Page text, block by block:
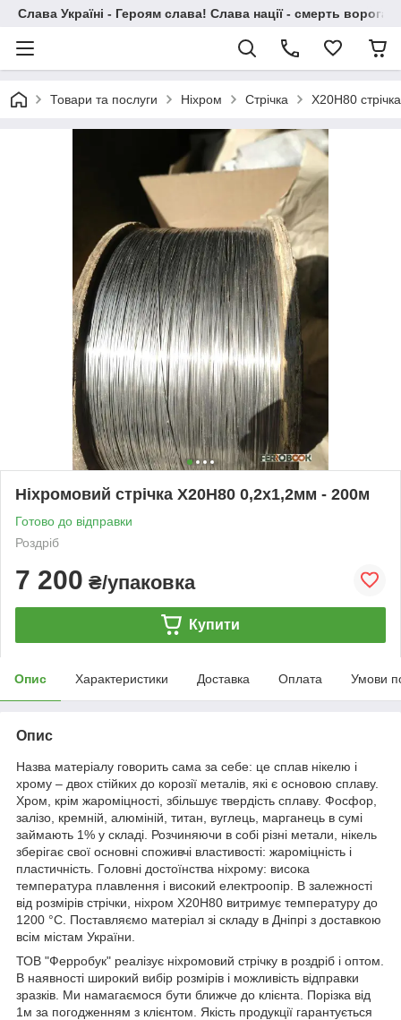
Слава Україні - Героям слава! Слава нації - смерть
Товари та послуги Ніхром Стрічка Х20Н80
Ніхромовий стрічка Х20Н80 0,2х1,2мм - 200м
Готово до відправки
Роздріб
7 200 ₴/упаковка
Купити
Опис Характеристики Доставка Оплата Умови
Опис
Назва матеріалу говорить сама за себе: це сплав нікелю і
хрому – двох стійких до корозії металів, які є основою сплаву.
Хром, крім жароміцності, збільшує твердість сплаву. Фосфор,
залізо, кремній, алюміній, титан, вуглець, марганець в сумі
займають 1% у складі. Розчиняючи в собі різні метали, нікель
зберігає свої основні споживчі властивості: жароміцність і
пластичність. Головні достоїнства ніхрому: висока
температура плавлення і високий електроопір. В залежності
від розмірів стрічки, ніхром Х20Н80 витримує температуру до
1200 °C. Поставляємо матеріал зі складу в Дніпрі з доставкою
всім містам України.
ТОВ "Ферробук" реалізує ніхромовий стрічку в роздріб і оптом.
В наявності широкий вибір розмірів і можливість відправки
зразків. Ми намагаємося бути ближче до клієнта. Порізка від
1м за погодженням з клієнтом. Якість продукції гарантується